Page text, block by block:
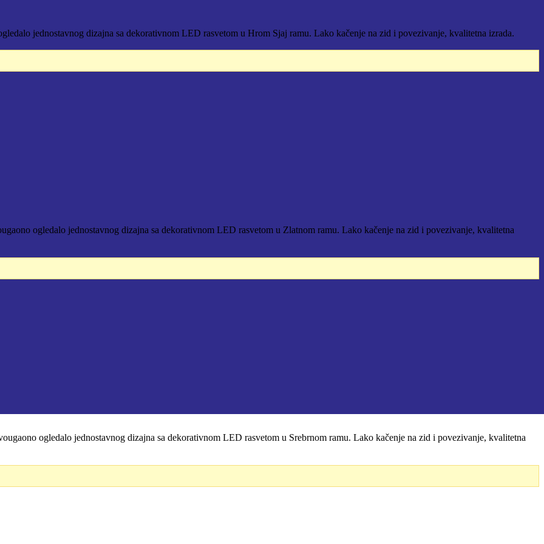
jednostavnog dizajna sa dekorativnom LED rasvetom u Hrom Sjaj ramu. Lako kačenje na zid i povezivanje, kvalitetna izrada.
ogledalo jednostavnog dizajna sa dekorativnom LED rasvetom u Zlatnom ramu. Lako kačenje na zid i povezivanje, kvalitetna
ogledalo jednostavnog dizajna sa dekorativnom LED rasvetom u Srebrnom ramu. Lako kačenje na zid i povezivanje, kvalitetna